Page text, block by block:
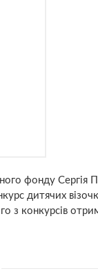
фонду Сергія
дитячих
з конкурсів